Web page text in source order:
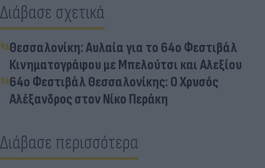
Διάβασε σχετικά
Θεσσαλονίκη: Αυλαία για το 64ο Φεστιβάλ
Κινηματογράφου με Μπελούτσι και Αλεξίου
64ο Φεστιβάλ Θεσσαλονίκης: Ο Χρυσός
Αλέξανδρος στον Νίκο Περάκη
Διάβασε περισσότερα